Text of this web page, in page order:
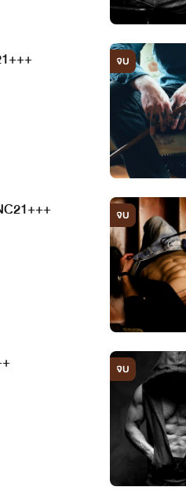
จบ
จบ
จบ